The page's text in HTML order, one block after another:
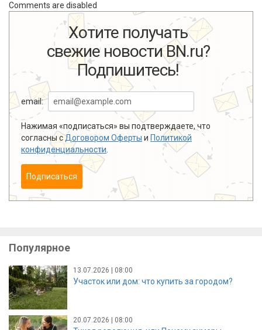
Comments are disabled
Хотите получать
свежие новости BN.ru?
Подпишитесь!
email:
Нажимая «подписаться» вы подтверждаете, что
согласны сДоговором Оферты и Политикой
конфиденциальности.
Подписаться
Популярное
13.07.2026 | 08:00
Участок или дом: что купить за городом?
20.07.2026 | 08:00